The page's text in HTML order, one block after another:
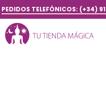
PEDIDOS TELEFÓNICOS: (+34)